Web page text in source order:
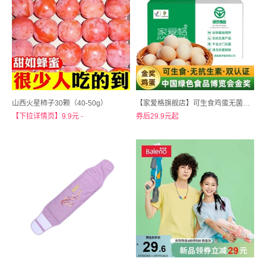
山西火星柿子30颗（40-50g）
【下拉详情页】9.9元 -
【家爱格旗舰店】可生食鸡蛋无菌蛋新鲜30枚礼盒
券后29.9元起